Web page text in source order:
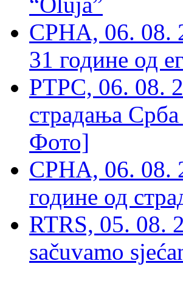
СРНА, 06. 08.
31 године од
РТРС, 06. 08.
страдања
Фото]
СРНА, 06. 08.
године од
RTRS, 05. 08.
sačuvamo